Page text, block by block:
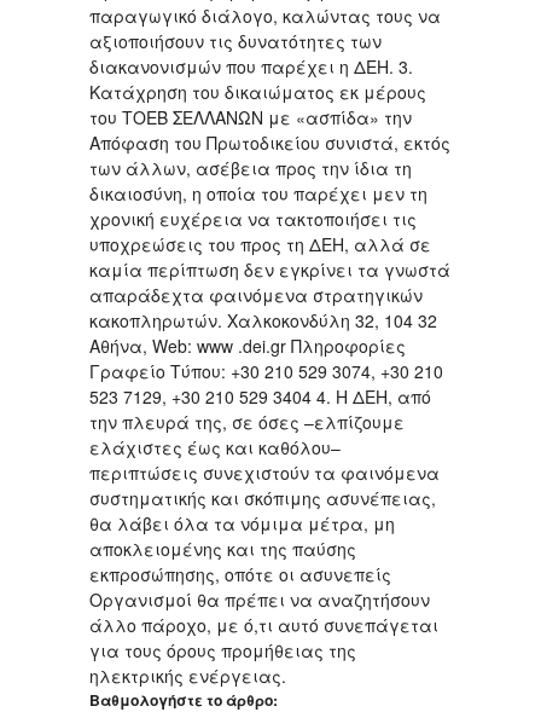
παραγωγικό διάλογο, καλώντας τους να
αξιοποιήσουν τις δυνατότητες των
διακανονισμών που παρέχει η ΔΕΗ. 3.
Κατάχρηση του δικαιώματος εκ μέρους
του ΤΟΕΒ ΣΕΛΛΑΝΩΝ με «ασπίδα» την
Απόφαση του Πρωτοδικείου συνιστά, εκτός
των άλλων, ασέβεια προς την ίδια τη
δικαιοσύνη, η οποία του παρέχει μεν τη
χρονική ευχέρεια να τακτοποιήσει τις
υποχρεώσεις του προς τη ΔΕΗ, αλλά σε
καμία περίπτωση δεν εγκρίνει τα γνωστά
απαράδεχτα φαινόμενα στρατηγικών
κακοπληρωτών. Χαλκοκονδύλη 32, 104 32
Αθήνα, Web: www .dei.gr Πληροφορίες
Γραφείο Τύπου: +30 210 529 3074, +30 210
523 7129, +30 210 529 3404 4. Η ΔΕΗ, από
την πλευρά της, σε όσες –ελπίζουμε
ελάχιστες έως και καθόλου–
περιπτώσεις συνεχιστούν τα φαινόμενα
συστηματικής και σκόπιμης ασυνέπειας,
θα λάβει όλα τα νόμιμα μέτρα, μη
αποκλειομένης και της παύσης
εκπροσώπησης, οπότε οι ασυνεπείς
Οργανισμοί θα πρέπει να αναζητήσουν
άλλο πάροχο, με ό,τι αυτό συνεπάγεται
για τους όρους προμήθειας της
ηλεκτρικής ενέργειας.
Βαθμολογήστε το άρθρο: